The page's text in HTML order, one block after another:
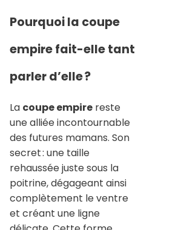
Pourquoi la coupe
empire fait-elle tant
parler d’elle ?
La coupe empire reste
une alliée incontournable
des futures mamans. Son
secret : une taille
rehaussée juste sous la
poitrine, dégageant ainsi
complètement le ventre
et créant une ligne